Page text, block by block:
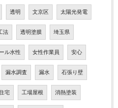
透明 文京区 太陽光発電
法 透明塗膜 埼玉県
ル水性 女性作業員 安心
漏水調査 漏水 石張り壁
宅 工場屋根 消熱塗装